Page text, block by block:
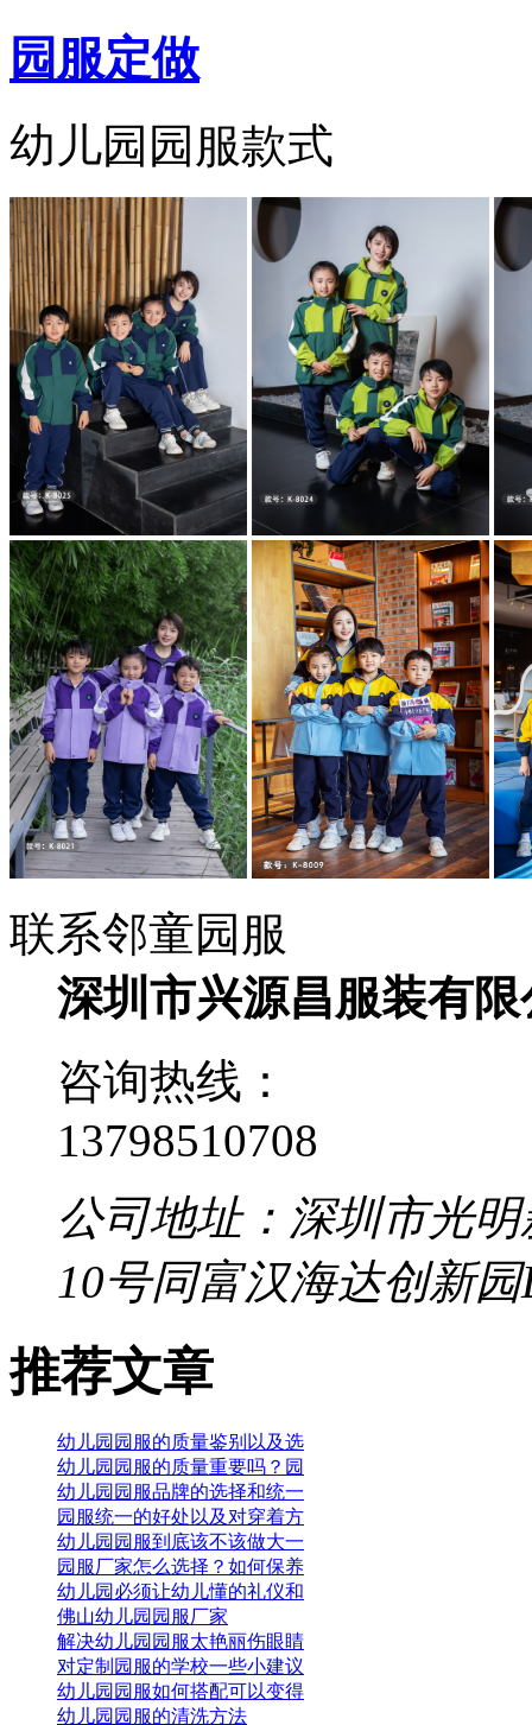
园服定做
幼儿园园服款式
联系邻童园服
深圳市兴源昌服装有限
咨询热线：
13798510708
公司地址：深圳市光
10号同富汉海达创新
推荐文章
幼儿园园服的质量鉴别以及选
幼儿园园服的质量重要吗？园
幼儿园园服品牌的选择和统一
园服统一的好处以及对穿着方
幼儿园园服到底该不该做大一
园服厂家怎么选择？如何保养
幼儿园必须让幼儿懂的礼仪和
佛山幼儿园园服厂家
解决幼儿园园服太艳丽伤眼睛
对定制园服的学校一些小建议
幼儿园园服如何搭配可以变得
幼儿园园服的清洗方法